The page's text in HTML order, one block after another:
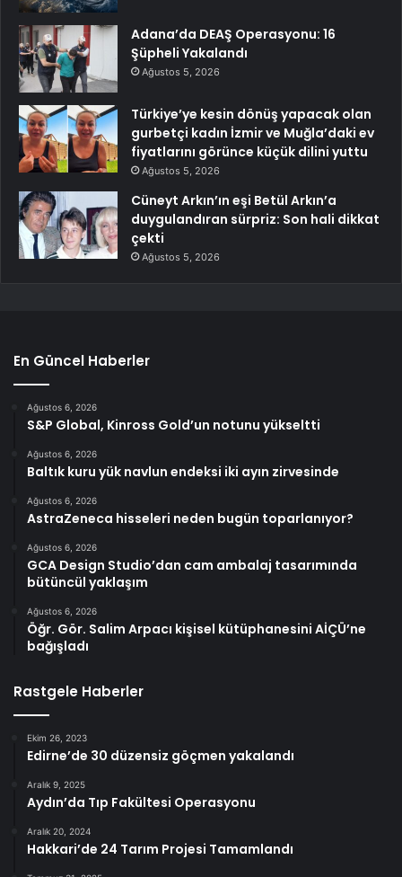
Adana’da DEAŞ Operasyonu: 16
Şüpheli Yakalandı
Ağustos 5, 2026
Türkiye’ye kesin dönüş yapacak olan
gurbetçi kadın İzmir ve Muğla’daki ev
fiyatlarını görünce küçük dilini yuttu
Ağustos 5, 2026
Cüneyt Arkın’ın eşi Betül Arkın’a
duygulandıran sürpriz: Son hali dikkat
çekti
Ağustos 5, 2026
En Güncel Haberler
Ağustos 6, 2026
S&P Global, Kinross Gold’un notunu yükseltti
Ağustos 6, 2026
Baltık kuru yük navlun endeksi iki ayın zirvesinde
Ağustos 6, 2026
AstraZeneca hisseleri neden bugün toparlanıyor?
Ağustos 6, 2026
GCA Design Studio’dan cam ambalaj tasarımında
bütüncül yaklaşım
Ağustos 6, 2026
Öğr. Gör. Salim Arpacı kişisel kütüphanesini AİÇÜ’ne
bağışladı
Rastgele Haberler
Ekim 26, 2023
Edirne’de 30 düzensiz göçmen yakalandı
Aralık 9, 2025
Aydın’da Tıp Fakültesi Operasyonu
Aralık 20, 2024
Hakkari’de 24 Tarım Projesi Tamamlandı